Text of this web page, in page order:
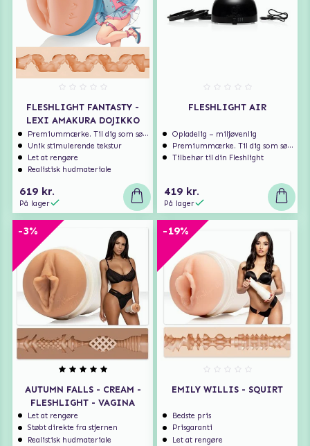
FLESHLIGHT FANTASTY -
LEXI AMAKURA DOJIKKO
Premiummærke. Til dig som søger ekstra høj kvalitet.
Unik stimulerende tekstur
Let at rengøre
Realistisk hudmateriale
619 kr.
På lager
FLESHLIGHT AIR
Opladelig – miljøvenlig
Premiummærke. Til dig som søger ekstra høj kvalitet.
Tilbehør til din Fleshlight
419 kr.
På lager
-3%
AUTUMN FALLS - CREAM -
FLESHLIGHT - VAGINA
Let at rengøre
Støbt direkte fra stjernen
Realistisk hudmateriale
-19%
EMILY WILLIS - SQUIRT
Bedste pris
Prisgaranti
Let at rengøre